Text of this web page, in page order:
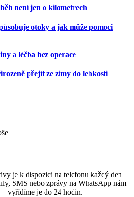
není jen o kilometrech
otoky a jak může pomoci
a léčba bez operace
přejít ze zimy do lehkosti
je k dispozici na telefonu každý den
SMS nebo zprávy na WhatsApp nám
vyřídíme je do 24 hodin.